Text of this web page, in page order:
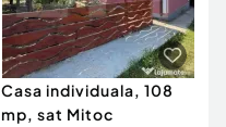
Casa individuala, 108
mp, sat Mitoc